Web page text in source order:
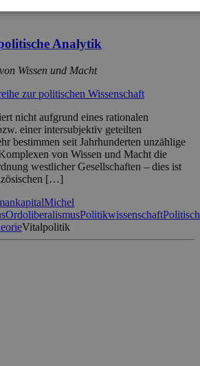
Analytik
Wissen und Macht
zur politischen Wissenschaft
nicht aufgrund eines rationalen
einer intersubjektiv geteilten
bestimmen seit Jahrhunderten unzählige
von Wissen und Macht die
westlicher Gesellschaften – dies ist
[…]
Michel
OrdoliberalismusPolitikwissenschaft
Vitalpolitik